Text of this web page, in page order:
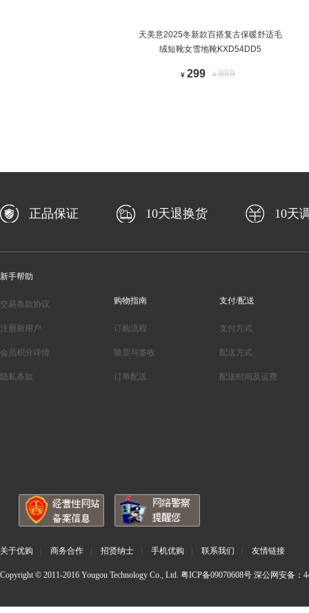
天美意2025冬新款百搭复古保暖舒适毛
绒短靴女雪地靴KXD54DD5
¥ 299 ¥859
正品保证 10天退换货 10天
新手帮助
交易条款协议
注册新用户
会员积分详情
隐私条款
购物指南
订购流程
验货与签收
订单配送
支付/配送
支付方式
配送方式
配送时间及运费
关于优购 商务合作 招贤纳士 手机优购 联系我们 友情链接
Copyright © 2011-2016 Yougou Technology Co., Ltd. 粤ICP备09070608号 深公网安备：